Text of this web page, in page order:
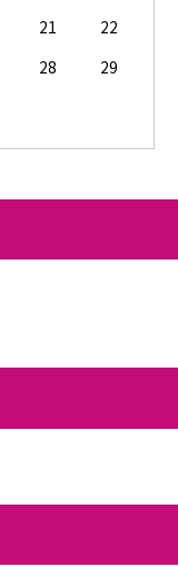
21
22
28
29